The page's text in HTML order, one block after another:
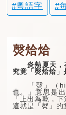
粵語字
㷫烚烚
炎熱夏天，在
究竟「㷫烚烚」
「㷫」（
也。」意思是
「上出為乾，
這就是「㷫」的